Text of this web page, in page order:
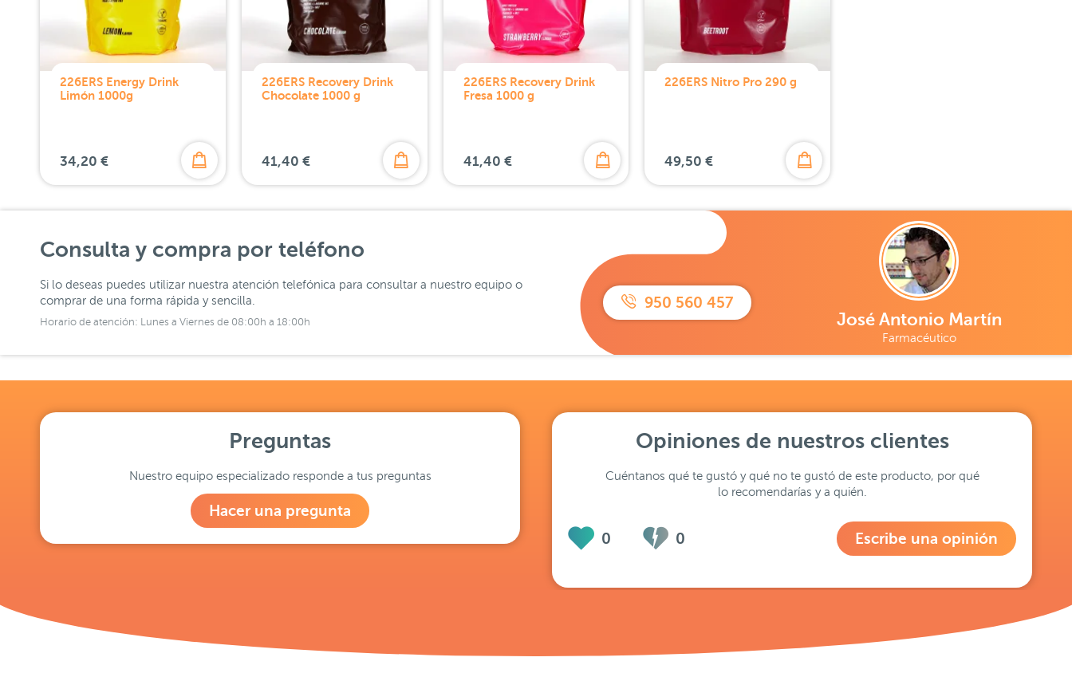
226ERS Energy Drink
Limón 1000g
34,20 €
226ERS Recovery Drink
Chocolate 1000 g
41,40 €
226ERS Recovery Drink
Fresa 1000 g
41,40 €
226ERS Nitro Pro 290 g
49,50 €
Consulta y compra por teléfono
Si lo deseas puedes utilizar nuestra atención telefónica para consultar a nuestro equipo o
comprar de una forma rápida y sencilla.
Horario de atención: Lunes a Viernes de 08:00h a 18:00h
950 560 457
José Antonio Martín
Farmacéutico
Preguntas
Nuestro equipo especializado responde a tus preguntas
Hacer una pregunta
Opiniones de nuestros clientes
Cuéntanos qué te gustó y qué no te gustó de este producto, por qué
lo recomendarías y a quién.
0 0 Escribe una opinión